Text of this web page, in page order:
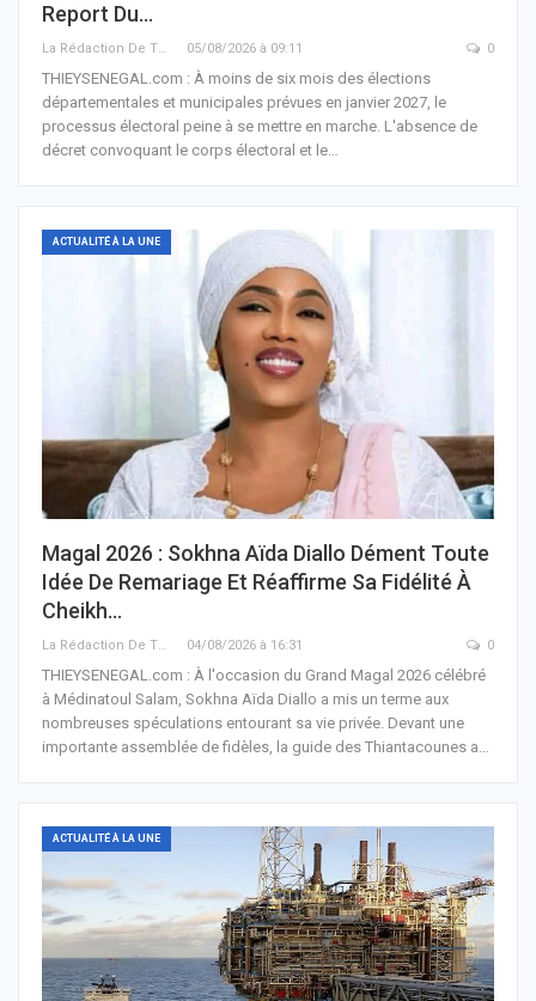
Report Du…
La Rédaction De THIEYSENEGAL.com 05/08/2026 à 09:11 0
THIEYSENEGAL.com : À moins de six mois des élections
départementales et municipales prévues en janvier 2027, le
processus électoral peine à se mettre en marche. L'absence de
décret convoquant le corps électoral et le…
ACTUALITÉ À LA UNE
Magal 2026 : Sokhna Aïda Diallo Dément Toute
Idée De Remariage Et Réaffirme Sa Fidélité À
Cheikh…
La Rédaction De THIEYSENEGAL.com 04/08/2026 à 16:31 0
THIEYSENEGAL.com : À l'occasion du Grand Magal 2026 célébré
à Médinatoul Salam, Sokhna Aïda Diallo a mis un terme aux
nombreuses spéculations entourant sa vie privée. Devant une
importante assemblée de fidèles, la guide des Thiantacounes a…
ACTUALITÉ À LA UNE